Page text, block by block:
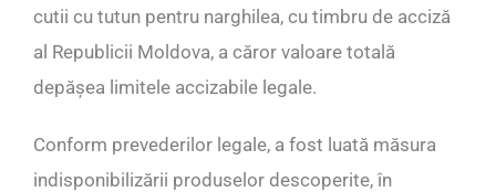
cutii cu tutun pentru narghilea, cu timbru de acciză
al Republicii Moldova, a căror valoare totală
depășea limitele accizabile legale.
Conform prevederilor legale, a fost luată măsura
indisponibilizării produselor descoperite, în